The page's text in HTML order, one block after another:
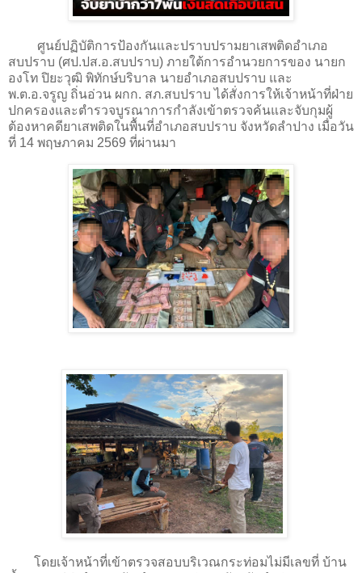
ศูนย์ปฏิบัติการป้องกันและปราบปรามยาเสพติดอำเภอ
สบปราบ (ศป.ปส.อ.สบปราบ) ภายใต้การอำนวยการของ นายก
องโท ปิยะวุฒิ พิทักษ์บริบาล นายอำเภอสบปราบ และ
พ.ต.อ.จรูญ ถิ่นอ่วน ผกก. สภ.สบปราบ ได้สั่งการให้เจ้าหน้าที่ฝ่าย
ปกครองและตำรวจบูรณาการกำลังเข้าตรวจค้นและจับกุมผู้
ต้องหาคดียาเสพติดในพื้นที่อำเภอสบปราบ จังหวัดลำปาง เมื่อวัน
ที่ 14 พฤษภาคม 2569 ที่ผ่านมา
โดยเจ้าหน้าที่เข้าตรวจสอบบริเวณกระท่อมไม่มีเลขที่ บ้าน